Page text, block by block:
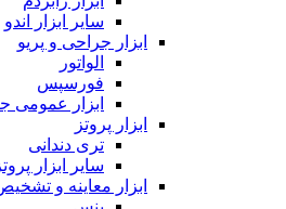
سایر ابزار اندو
ابزار جراحی و پریو
الواتور
فورسپس
ابزار عمومی
ابزار پروتز
تری دندانی
سایر ابزار
ابزار معاینه و